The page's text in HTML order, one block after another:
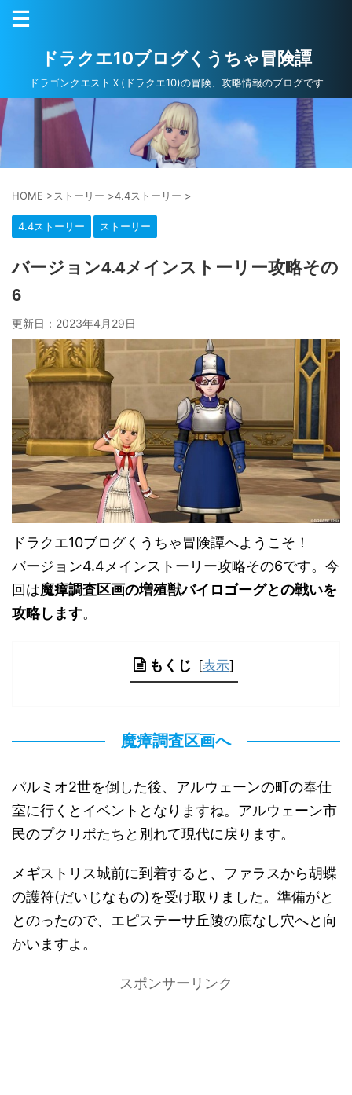
ドラクエ10ブログくうちゃ冒険譚
ドラゴンクエストＸ(ドラクエ10)の冒険、攻略情報のブログです
HOME >ストーリー >4.4ストーリー >
4.4ストーリー ストーリー
バージョン4.4メインストーリー攻略その
6
更新日： 2023年4月29日
ドラクエ10ブログくうちゃ冒険譚へようこそ！
バージョン4.4メインストーリー攻略その6です。今
回は魔瘴調査区画の増殖獣バイロゴーグとの戦いを
攻略します。
もくじ [表示]
魔瘴調査区画へ
パルミオ2世を倒した後、アルウェーンの町の奉仕
室に行くとイベントとなりますね。アルウェーン市
民のプクリポたちと別れて現代に戻ります。
メギストリス城前に到着すると、ファラスから胡蝶
の護符(だいじなもの)を受け取りました。準備がと
とのったので、エピステーサ丘陵の底なし穴へと向
かいますよ。
スポンサーリンク